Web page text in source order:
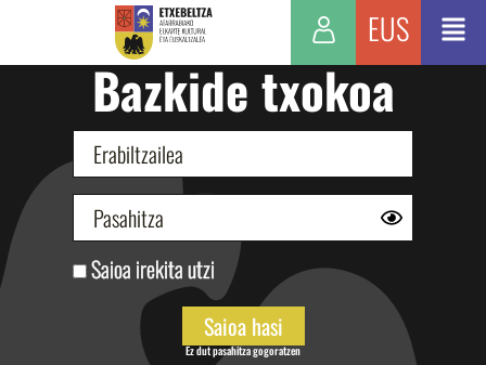
EUS
Bazkide txokoa
Saioa irekita utzi
Ez dut pasahitza gogoratzen